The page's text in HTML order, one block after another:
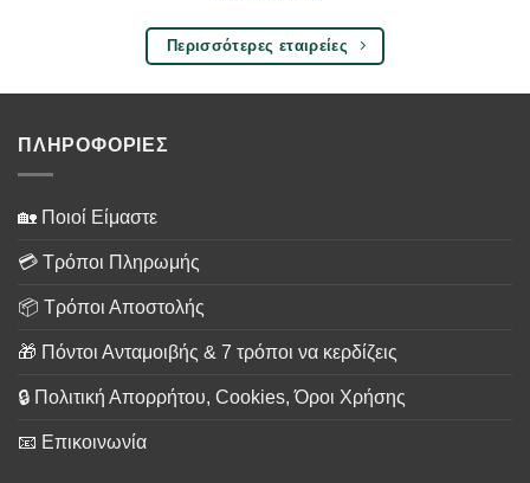
Περισσότερες εταιρείες
ΠΛΗΡΟΦΟΡΙΕΣ
🏡 Ποιοί Είμαστε
💳 Τρόποι Πληρωμής
📦 Τρόποι Αποστολής
🎁 Πόντοι Ανταμοιβής & 7 τρόποι να κερδίζεις
🔒 Πολιτική Απορρήτου, Cookies, Όροι Χρήσης
📧 Επικοινωνία